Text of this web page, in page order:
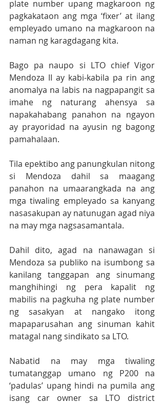
plate number upang magkaroon ng
pagkakataon ang mga ‘fixer’ at ilang
empleyado umano na magkaroon na
naman ng karagdagang kita.
Bago pa naupo si LTO chief Vigor
Mendoza II ay kabi-kabila pa rin ang
anomalya na labis na nagpapangit sa
imahe ng naturang ahensya sa
napakahabang panahon na ngayon
ay prayoridad na ayusin ng bagong
pamahalaan.
Tila epektibo ang panungkulan nitong
si Mendoza dahil sa maagang
panahon na umaarangkada na ang
mga tiwaling empleyado sa kanyang
nasasakupan ay natunugan agad niya
na may mga nagsasamantala.
Dahil dito, agad na nanawagan si
Mendoza sa publiko na isumbong sa
kanilang tanggapan ang sinumang
manghihingi ng pera kapalit ng
mabilis na pagkuha ng plate number
ng sasakyan at nangako itong
mapaparusahan ang sinuman kahit
matagal nang sindikato sa LTO.
Nabatid na may mga tiwaling
tumatanggap umano ng P200 na
‘padulas’ upang hindi na pumila ang
isang car owner sa LTO district